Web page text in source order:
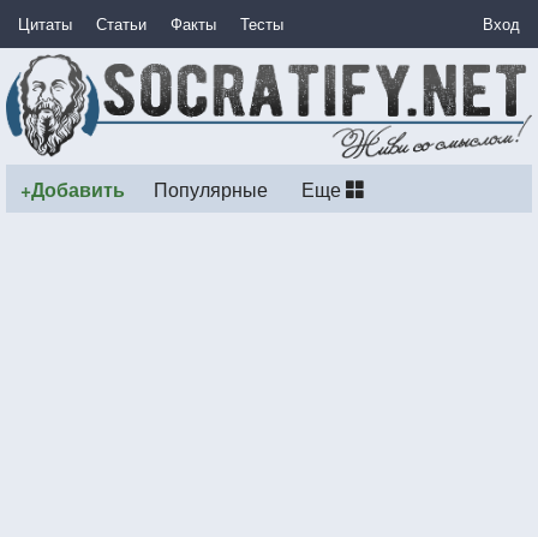
Цитаты Статьи Факты Тесты Вход
+Добавить Популярные Еще